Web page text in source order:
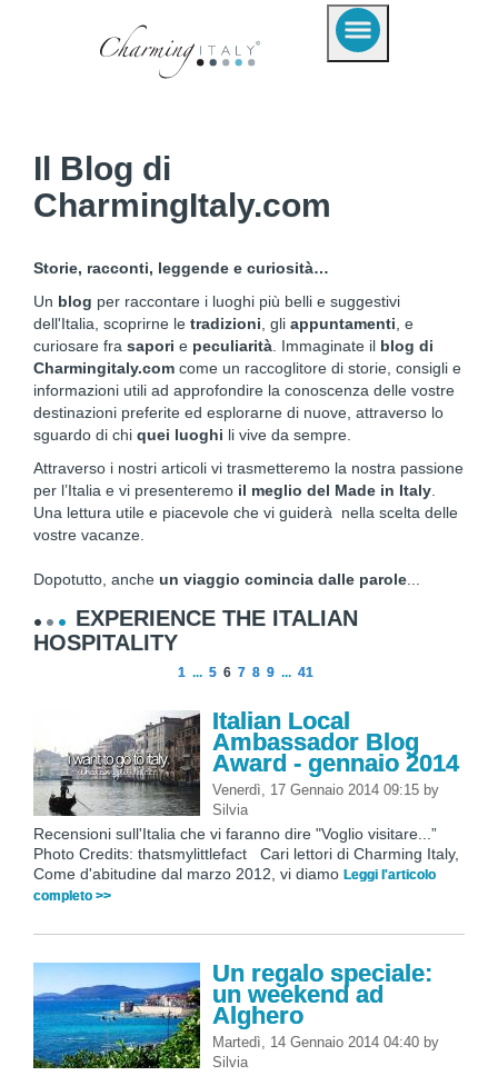
Il Blog di
CharmingItaly.com
Storie, racconti, leggende e curiosità…
Un blog per raccontare i luoghi più belli e suggestivi
dell'Italia, scoprirne le tradizioni , gli appuntamenti , e
curiosare fra sapori e peculiarità . Immaginate il blog di
Charmingitaly.com come un raccoglitore di storie, consigli e
informazioni utili ad approfondire la conoscenza delle vostre
destinazioni preferite ed esplorarne di nuove, attraverso lo
sguardo di chi quei luoghi li vive da sempre.
Attraverso i nostri articoli vi trasmetteremo la nostra passione
per l’Italia e vi presenteremo il meglio del Made in Italy
Una lettura utile e piacevole che vi guiderà nella scelta delle
vostre vacanze.
Dopotutto, anche un viaggio comincia dalle parole
EXPERIENCE THE ITALIAN
HOSPITALITY
1 ... 5 6 7 8 9 ... 41
Italian Local
Ambassador Blog
Award - gennaio 2014
Venerdì, 17 Gennaio 2014 09:15 by
Silvia
Recensioni sull'Italia che vi faranno dire "Voglio visitare...”
Photo Credits: thatsmylittlefact Cari lettori di Charming Italy,
Come d'abitudine dal marzo 2012, vi diamo Leggi l'articolo
completo >>
Un regalo speciale:
un weekend ad
Alghero
Martedì, 14 Gennaio 2014 04:40 by
Silvia